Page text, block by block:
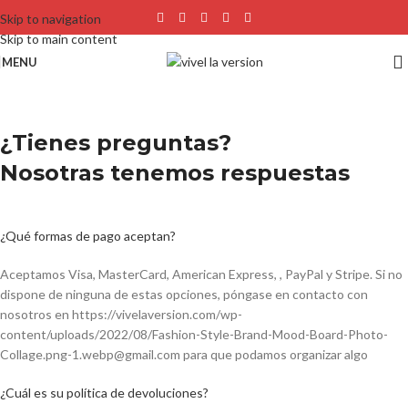
Skip to navigation
Skip to main content
MENU
¿Tienes preguntas?
Nosotras tenemos respuestas
¿Qué formas de pago aceptan?
Aceptamos Visa, MasterCard, American Express, , PayPal y Stripe. Si no
dispone de ninguna de estas opciones, póngase en contacto con
nosotros en https://vivelaversion.com/wp-
content/uploads/2022/08/Fashion-Style-Brand-Mood-Board-Photo-
Collage.png-1.webp@gmail.com para que podamos organizar algo
¿Cuál es su política de devoluciones?